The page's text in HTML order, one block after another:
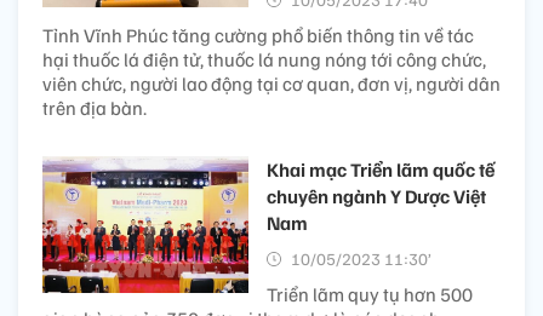
Tỉnh Vĩnh Phúc tăng cường phổ biến thông tin về tác
hại thuốc lá điện tử, thuốc lá nung nóng tới công chức,
viên chức, người lao động tại cơ quan, đơn vị, người dân
trên địa bàn.
Khai mạc Triển lãm quốc tế
chuyên ngành Y Dược Việt
Nam
10/05/2023 11:30’
Triển lãm quy tụ hơn 500